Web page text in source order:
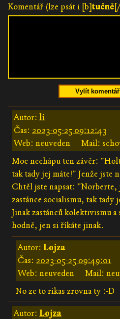
Komentář (lze psát i [b]tučně
Vylít
Autor:li
Čas: 2023-05-25 09:12:43
Web: neuveden
Mail:
Moc nechápu ten závěr:
tak tady jej máte!" Jenže jste
Chtěl jste napsat:
zastánce socialismu, tak tady
Jinak zastánců kolektivismu
hodně, jen si říkáte jinak.
Autor:Lojza
Čas: 2023-05-25 09:49:01
Web: neuveden
Mail:
No ze to rikas zrovna ty :-D
Autor: Lojza